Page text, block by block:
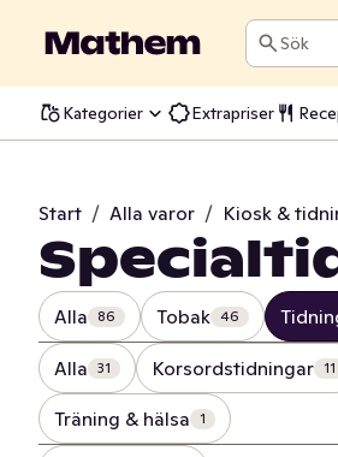
Sök
Kategorier Extrapriser
Start / Alla varor / Kiosk &
Alla 86 Tobak 46
Alla 31 Korsordstidningar 11
Träning & hälsa 1